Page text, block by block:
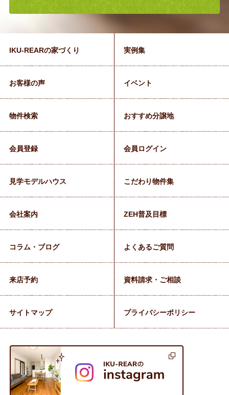
IKU-REARの家づくり 実例集
お客様の声 イベント
物件検索 おすすめ分譲地
会員登録 会員ログイン
見学モデルハウス こだわり物件集
会社案内 ZEH普及目標
コラム・ブログ よくあるご質問
来店予約 資料請求・ご相談
サイトマップ プライバシーポリシー